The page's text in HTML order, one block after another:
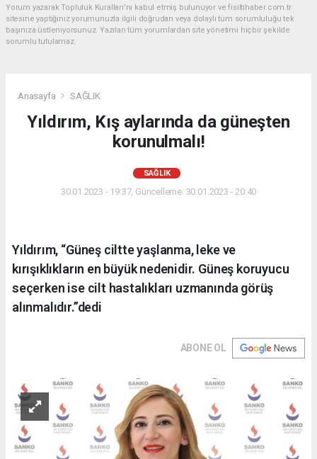
Yorum yazarak Topluluk Kuralları’nı kabul etmiş bulunuyor ve fisiltihaber.com.tr
sitesine yaptığınız yorumunuzla ilgili doğrudan veya dolaylı tüm sorumluluğu tek
başınıza üstleniyorsunuz. Yazılan tüm yorumlardan site yönetimi hiçbir şekilde
sorumlu tutulamaz.
Anasayfa SAĞLIK
Yıldırım, Kış aylarında da güneşten
korunulmalı!
SAĞLIK
30.01.2023 - 19:37, Güncelleme: 30.01.2023 - 20:40
Yıldırım, “Güneş ciltte yaşlanma, leke ve
kırışıklıkların en büyük nedenidir. Güneş koruyucu
seçerken ise cilt hastalıkları uzmanında görüş
alınmalıdır.”dedi
ABONE OL